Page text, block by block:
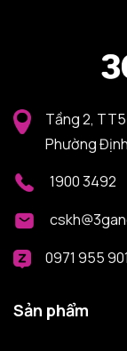
Tầng 2,
Phường
1900 3492
0971 955
Sản phẩm